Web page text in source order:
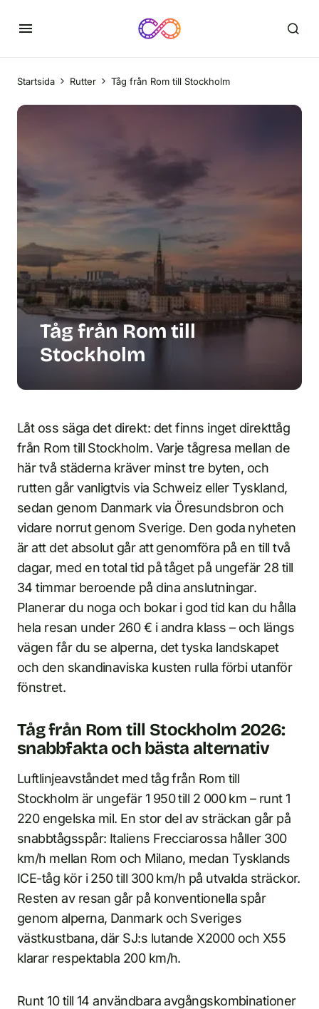
Startsida Rutter Tåg från Rom till Stockholm
Tåg från Rom till
Stockholm
Låt oss säga det direkt: det finns inget direkttåg
från Rom till Stockholm. Varje tågresa mellan de
här två städerna kräver minst tre byten, och
rutten går vanligtvis via Schweiz eller Tyskland,
sedan genom Danmark via Öresundsbron och
vidare norrut genom Sverige. Den goda nyheten
är att det absolut går att genomföra på en till två
dagar, med en total tid på tåget på ungefär 28 till
34 timmar beroende på dina anslutningar.
Planerar du noga och bokar i god tid kan du hålla
hela resan under 260 € i andra klass – och längs
vägen får du se alperna, det tyska landskapet
och den skandinaviska kusten rulla förbi utanför
fönstret.
Tåg från Rom till Stockholm 2026:
snabbfakta och bästa alternativ
Luftlinjeavståndet med tåg från Rom till
Stockholm är ungefär 1 950 till 2 000 km – runt 1
220 engelska mil. En stor del av sträckan går på
snabbtågsspår: Italiens Frecciarossa håller 300
km/h mellan Rom och Milano, medan Tysklands
ICE-tåg kör i 250 till 300 km/h på utvalda sträckor.
Resten av resan går på konventionella spår
genom alperna, Danmark och Sveriges
västkustbana, där SJ:s lutande X2000 och X55
klarar respektabla 200 km/h.
Runt 10 till 14 användbara avgångskombinationer